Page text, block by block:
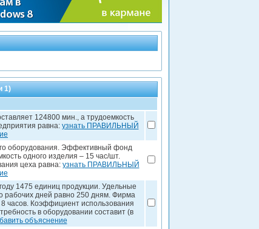
1)
124800 мин., а трудоемкость
равна: узнать ПРАВИЛЬНЫЙ
оборудования. Эффективный фонд
одного изделия – 15 час/шт.
цеха равна: узнать ПРАВИЛЬНЫЙ
1475 единиц продукции. Удельные
рабочих дней равно 250 дням. Фирма
часов. Коэффициент использования
в оборудовании составит (в
объяснение